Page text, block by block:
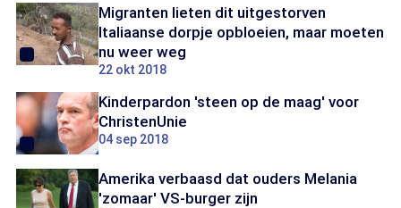
Migranten lieten dit uitgestorven
Italiaanse dorpje opbloeien, maar moeten
nu weer weg
22 okt 2018
Kinderpardon 'steen op de maag' voor
ChristenUnie
04 sep 2018
Amerika verbaasd dat ouders Melania
'zomaar' VS-burger zijn